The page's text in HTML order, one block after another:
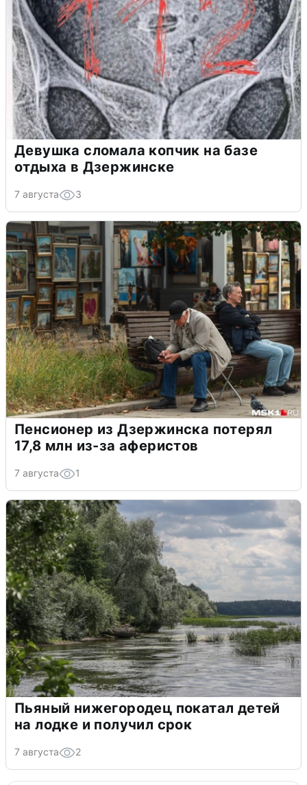
Девушка сломала копчик на базе
отдыха в Дзержинске
7 августа 3
Пенсионер из Дзержинска потерял
17,8 млн из-за аферистов
7 августа 1
Пьяный нижегородец покатал детей
на лодке и получил срок
7 августа 2